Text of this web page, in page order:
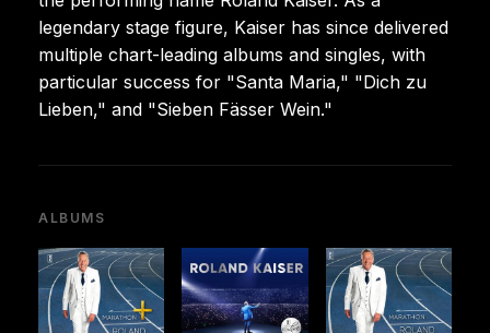
legendary stage figure, Kaiser has since delivered
multiple chart-leading albums and singles, with
particular success for "Santa Maria," "Dich zu
Lieben," and "Sieben Fässer Wein."
ALBUMS